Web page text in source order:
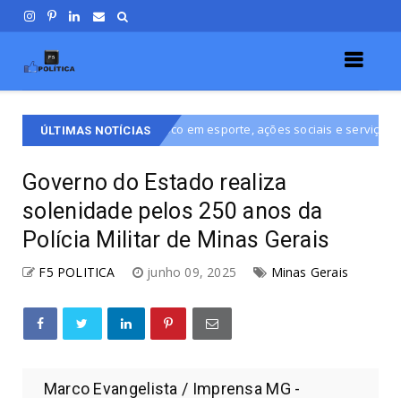
ÚLTIMAS NOTÍCIAS
com foco em esporte, ações sociais e serviços à população do DF
Governo do Estado realiza
solenidade pelos 250 anos da
Polícia Militar de Minas Gerais
F5 POLITICA junho 09, 2025 Minas Gerais
Marco Evangelista / Imprensa MG -